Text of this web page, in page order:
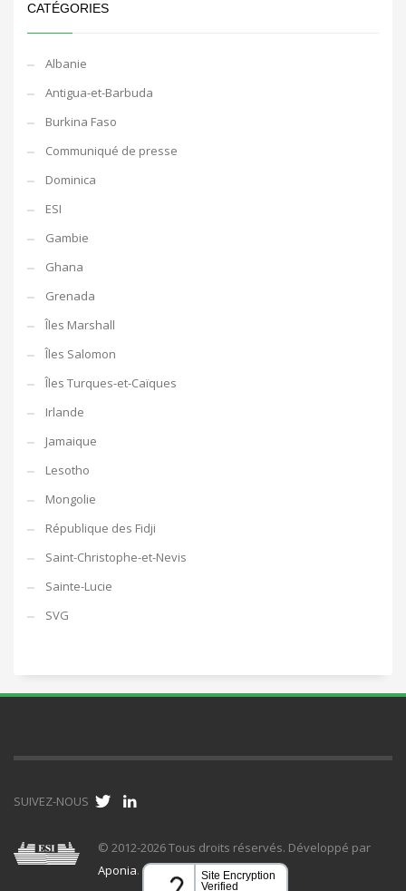
CATÉGORIES
Albanie
Antigua-et-Barbuda
Burkina Faso
Communiqué de presse
Dominica
ESI
Gambie
Ghana
Grenada
Îles Marshall
Îles Salomon
Îles Turques-et-Caïques
Irlande
Jamaique
Lesotho
Mongolie
République des Fidji
Saint-Christophe-et-Nevis
Sainte-Lucie
SVG
SUIVEZ-NOUS
© 2012-2026 Tous droits réservés. Développé par
Aponia.